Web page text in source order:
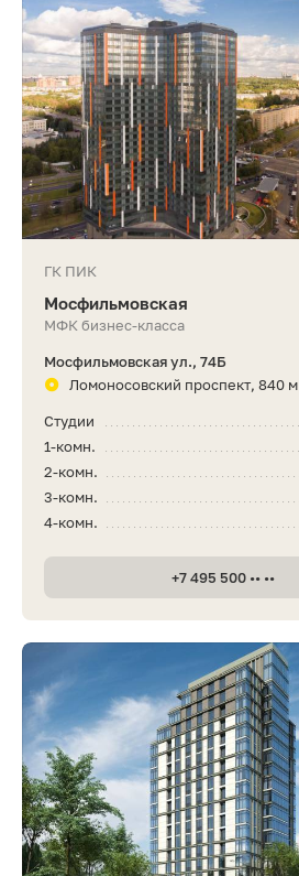
ГК ПИК
Мосфильмовская
МФК бизнес-класса
Мосфильмовская ул., 74Б
Ломоносовский проспект, 840 м
Студии
1-комн.
2-комн.
3-комн.
4-комн.
+7 495 500 •• ••